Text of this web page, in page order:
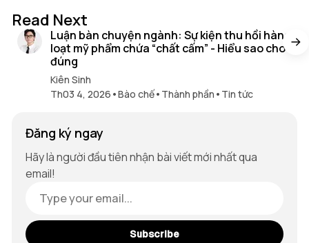
Read Next
Luận bàn chuyện ngành: Sự kiện thu hồi hàng
loạt mỹ phẩm chứa “chất cấm” - Hiểu sao cho
đúng
Kiên Sinh
Th03 4, 2026 •Bào chế• Thành phần • Tin tức
Đăng ký ngay
Hãy là người đầu tiên nhận bài viết mới nhất qua
email!
Subscribe